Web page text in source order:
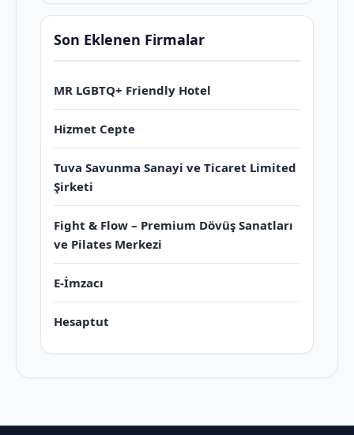
Son Eklenen Firmalar
MR LGBTQ+ Friendly Hotel
Hizmet Cepte
Tuva Savunma Sanayi ve Ticaret Limited
Şirketi
Fight & Flow – Premium Dövüş Sanatları
ve Pilates Merkezi
E-İmzacı
Hesaptut